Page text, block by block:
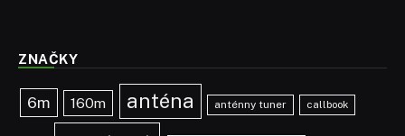
ZNAČKY
6m 160m anténa anténny tuner callbook